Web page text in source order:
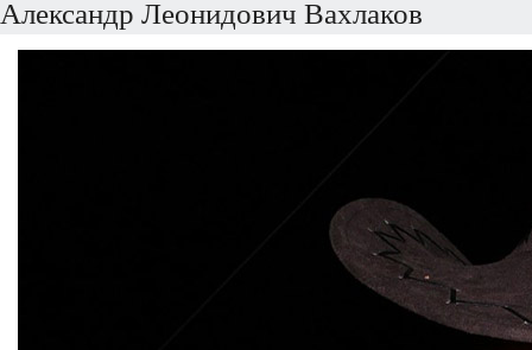
Александр Леонидович Вахлаков